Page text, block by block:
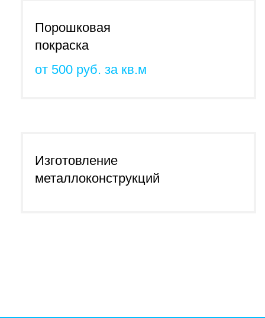
Порошковая
покраска
от 500 руб. за кв.м
Изготовление
металлоконструкций